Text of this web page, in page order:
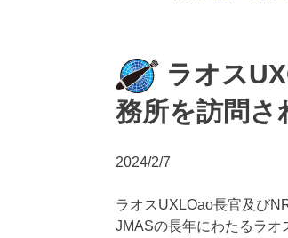
ラオス
務所を訪問さ
2024/2/7
ラオスUXLOao長官及び
JMASの長年にわたるラオ